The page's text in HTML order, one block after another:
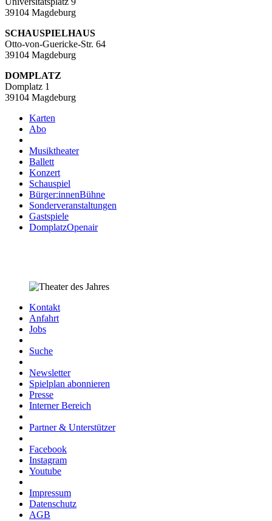
39104 Magdeburg
SCHAUSPIELHAUS
Otto-von-Guericke-Str. 64
39104 Magdeburg
DOMPLATZ
Domplatz 1
39104 Magdeburg
Karten
Abo
Musiktheater
Ballett
Konzert
Schauspiel
Bürger:innenBühne
Sonderveranstaltungen
Gastspiele
DomplatzOpenair
Kontakt
Anfahrt
Jobs
Suche
Newsletter
Spielplan abonnieren
Presse
Interner Bereich
Partner & Unterstützer
Facebook
Instagram
Youtube
Impressum
Datenschutz
AGB